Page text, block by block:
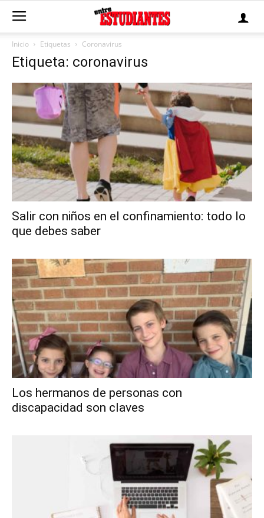
Inicio Etiquetas Coronavirus
Etiqueta: coronavirus
Salir con niños en el confinamiento: todo lo
que debes saber
Los hermanos de personas con
discapacidad son claves